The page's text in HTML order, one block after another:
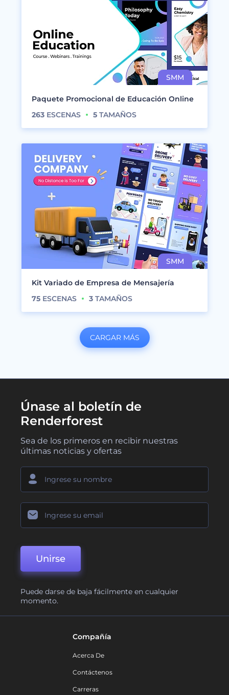
Paquete Promocional de Educación Online
263 ESCENAS 5 TAMAÑOS
Kit Variado de Empresa de Mensajería
75 ESCENAS 3 TAMAÑOS
CARGAR MÁS
Únase al boletín de
Renderforest
Sea de los primeros en recibir nuestras
últimas noticias y ofertas
Unirse
Puede darse de baja fácilmente en cualquier
momento.
Compañía
Acerca De
Contáctenos
Carreras